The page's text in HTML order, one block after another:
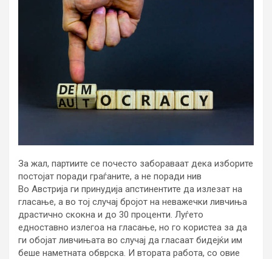
За жал, партиите се почесто забораваат дека изборите
постојат поради граѓаните, а не поради нив
Во Австрија ги принудија апстинентите да излезат на
гласање, а во тој случај бројот на неважечки ливчиња
драстично скокна и до 30 проценти. Луѓето
едноставно излегоа на гласање, но го користеа за да
ги обојат ливчињата во случај да гласаат бидејќи им
беше наметната обврска. И втората работа, со овие